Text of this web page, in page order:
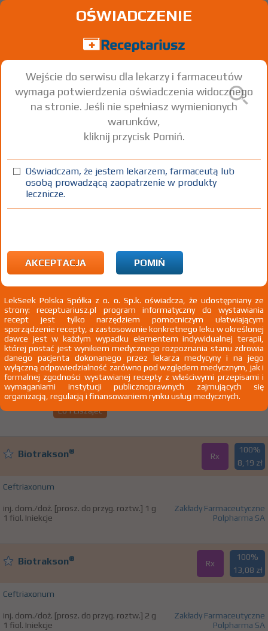
Znaleziono wyników:
Strona1 z 152
Rx-z
Oritavancinum
inj. [prosz. do przyg. roztw.] 400 mg 3 fiol.
Iniekcje
The Medicines Company UK
Ltd
ICD10:
L Choroby skóry i tkanki podskórnej
L01 Liszajec
Biotrakson® Rx
100%
8,19 zł
Ceftriaxonum
inj. dom./doż. [prosz. do przyg. roztw.] 1 g
1 fiol. Iniekcje
Zakłady Farmaceutyczne
Polpharma SA
Biotrakson® Rx
100%
13,08 zł
Ceftriaxonum
inj. dom./doż. [prosz. do przyg. roztw.] 2 g
1 fiol. Iniekcje
Zakłady Farmaceutyczne
Polpharma SA
OŚWIADCZENIE
Wejście do serwisu dla lekarzy i farmaceutów
wymaga potwierdzenia oświadczenia widocznego
na stronie. Jeśli nie spełniasz wymienionych
warunków,
kliknij przycisk Pomiń.
Oświadczam, że jestem lekarzem, farmaceutą lub
osobą prowadzącą zaopatrzenie w produkty
lecznicze.
AKCEPTACJA POMIŃ
LekSeek Polska Spółka z o. o. Sp.k. oświadcza, że udostępniany ze
strony: receptuariusz.pl program informatyczny do wystawiania
recept jest tylko narzędziem pomocniczym ułatwiającym
sporządzenie recepty, a zastosowanie konkretnego leku w określonej
dawce jest w każdym wypadku elementem indywidualnej terapii,
której postać jest wynikiem medycznego rozpoznania stanu zdrowia
danego pacjenta dokonanego przez lekarza medycyny i na jego
wyłączną odpowiedzialność zarówno pod względem medycznym, jak i
formalnej zgodności wystawianej recepty z właściwymi przepisami i
wymaganiami instytucji publicznoprawnych zajmujących się
organizacją, regulacją i finansowaniem rynku usług medycznych.